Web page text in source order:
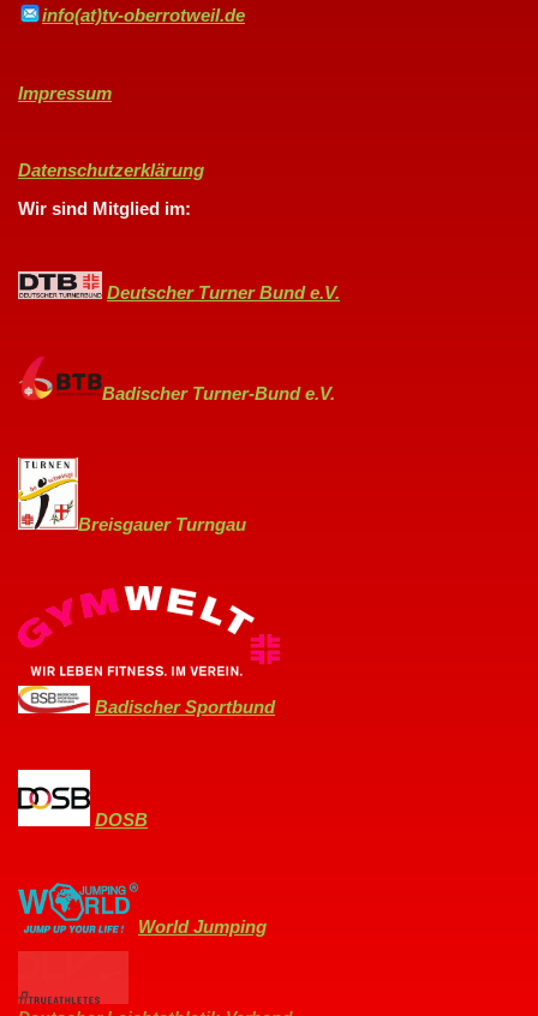
info(at)tv-oberrotweil.de
Impressum
Datenschutzerklärung
Wir sind Mitglied im:
Deutscher Turner Bund e.V.
Badischer Turner-Bund e.V.
Breisgauer Turngau
Badischer Sportbund
DOSB
World Jumping